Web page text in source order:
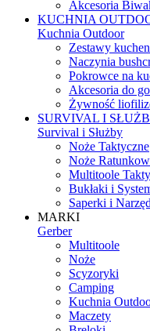
Akcesoria
KUCHNIA
Kuchnia Outdoor
Zestawy
Naczynia
Pokrowce na
Akcesoria do
Żywność
SURVIVAL I
Survival i Służby
Noże Taktyczne
Noże
Multitoole
Bukłaki i
Saperki i
MARKI
Gerber
Multitoole
Noże
Scyzoryki
Camping
Kuchnia
Maczety